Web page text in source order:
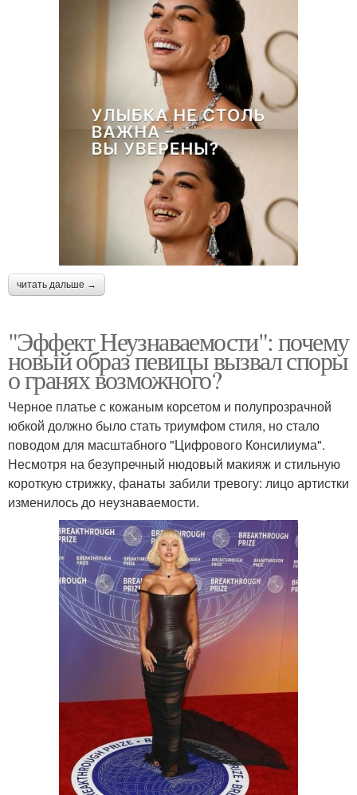
читать дальше →
"Эффект Неузнаваемости": почему
новый образ певицы вызвал споры
о гранях возможного?
Черное платье с кожаным корсетом и полупрозрачной
юбкой должно было стать триумфом стиля, но стало
поводом для масштабного "Цифрового Консилиума".
Несмотря на безупречный нюдовый макияж и стильную
короткую стрижку, фанаты забили тревогу: лицо артистки
изменилось до неузнаваемости.